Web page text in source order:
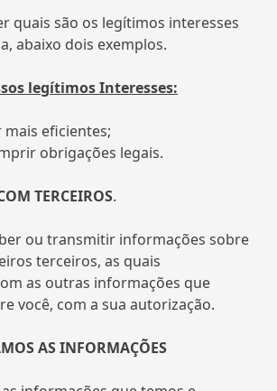
quais são os legítimos interesses
abaixo dois exemplos.
legítimos Interesses:
mais eficientes;
obrigações legais.
TERCEIROS.
ou transmitir informações sobre
terceiros, as quais
as outras informações que
você, com a sua autorização.
AS INFORMAÇÕES